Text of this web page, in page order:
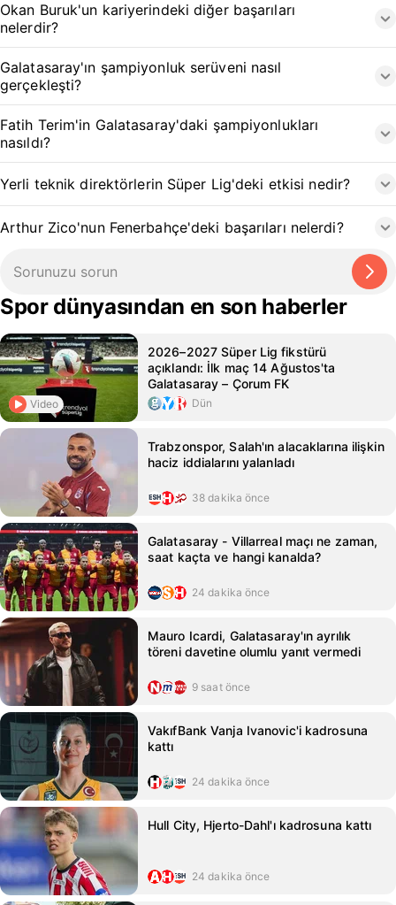
Okan Buruk'un kariyerindeki diğer başarıları
nelerdir?
Galatasaray'ın şampiyonluk serüveni nasıl
gerçekleşti?
Fatih Terim'in Galatasaray'daki şampiyonlukları
nasıldı?
Yerli teknik direktörlerin Süper Lig'deki etkisi nedir?
Arthur Zico'nun Fenerbahçe'deki başarıları nelerdi?
Spor dünyasından en son haberler
Video
2026–2027 Süper Lig fikstürü
açıklandı: İlk maç 14 Ağustos'ta
Galatasaray – Çorum FK
Dün
Trabzonspor, Salah'ın alacaklarına ilişkin
haciz iddialarını yalanladı
38 dakika önce
Galatasaray - Villarreal maçı ne zaman,
saat kaçta ve hangi kanalda?
24 dakika önce
Mauro Icardi, Galatasaray'ın ayrılık
töreni davetine olumlu yanıt vermedi
9 saat önce
VakıfBank Vanja Ivanovic'i kadrosuna
kattı
24 dakika önce
Hull City, Hjerto-Dahl'ı kadrosuna kattı
24 dakika önce